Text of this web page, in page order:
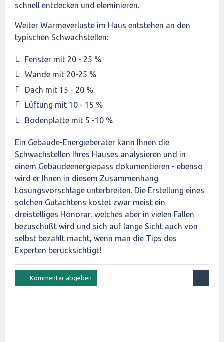
schnell entdecken und eleminieren.
Weiter Wärmeverluste im Haus entstehen an den
typischen Schwachstellen:
Fenster mit 20 - 25 %
Wände mit 20-25 %
Dach mit 15 - 20 %
Lüftung mit 10 - 15 %
Bodenplatte mit 5 -10 %
Ein Gebäude-Energieberater kann Ihnen die
Schwachstellen Ihres Hauses analysieren und in
einem Gebäudeenergiepass dokumentieren - ebenso
wird er Ihnen in diesem Zusammenhang
Lösungsvorschläge unterbreiten. Die Erstellung eines
solchen Gutachtens kostet zwar meist ein
dreistelliges Honorar, welches aber in vielen Fällen
bezuschußt wird und sich auf lange Sicht auch von
selbst bezahlt macht, wenn man die Tips des
Experten berücksichtigt!